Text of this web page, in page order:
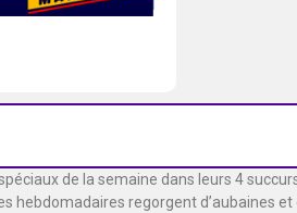
de la semaine dans leurs 4
hebdomadaires regorgent d’aubaines